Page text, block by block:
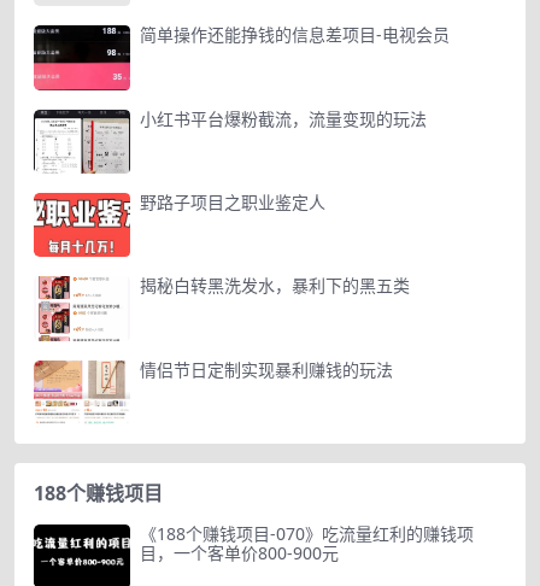
简单操作还能挣钱的信息差项目-电视会员
小红书平台爆粉截流，流量变现的玩法
野路子项目之职业鉴定人
揭秘白转黑洗发水，暴利下的黑五类
情侣节日定制实现暴利赚钱的玩法
188个赚钱项目
《188个赚钱项目-070》吃流量红利的赚钱项
目，一个客单价800-900元